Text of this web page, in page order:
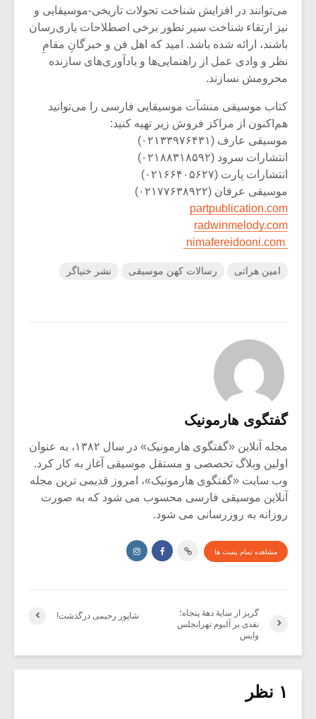
می‌توانند در افزایش شناخت تحولات تاریخی-موسیقایی و
نیز ارتقاء شناخت سیر تطور برخی اصطلاحات یاری‌رسان
باشند، ارائه شده باشد. امید که اهل فن و خبرگانِ مقامِ
نظر و وادی عمل از راهنمایی‌ها و یادآوری‌های سازنده
محرومش نسازند.
کتاب موسیقی منشآت موسیقایی فارسی را می‌توانید
هم‌اکنون از مراکز فروش زیر تهیه کنید:
موسیقی عارف (۰۲۱۳۳۹۷۶۴۳۱)
انتشارات سرود (۰۲۱۸۸۳۱۸۵۹۲)
انتشارات پارت (۰۲۱۶۶۴۰۵۶۲۷)
موسیقی عرفان (۰۲۱۷۷۶۳۸۹۲۲)
partpublication.com
radwinmelody.com
امین هراتی رسالات کهن موسیقی نشر خنیاگر
گفتگوی هارمونیک
مجله آنلاین «گفتگوی هارمونیک» در سال ۱۳۸۲، به عنوان
اولین وبلاگ تخصصی و مستقل موسیقی آغاز به کار کرد.
وب سایت «گفتگوی هارمونیک»، امروز قدیمی ترین مجله
آنلاین موسیقی فارسی محسوب می شود که به صورت
روزانه به روزرسانی می شود.
مشاهده تمام پست ها
شاپور رحیمی درگذشت!
گریز از سایۀ دهۀ پنجاه؛
نقدی بر آلبوم تهرانجلس
وایس
۱ نظر